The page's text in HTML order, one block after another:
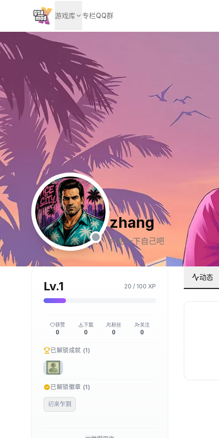
游戏库 专栏QQ群
zhang
介绍一下自己吧
Lv.1 20 / 100 XP
获赞
0
下载
0
粉丝
0
关注
0
已解锁成就 (1)
已解锁徽章 (1)
初来乍到
动态